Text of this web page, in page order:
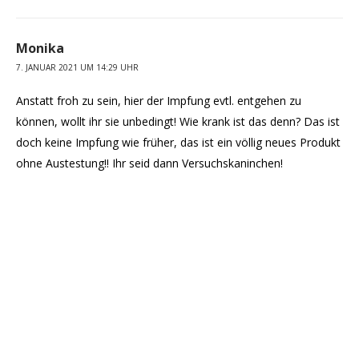
Monika
7. JANUAR 2021 UM 14:29 UHR
Anstatt froh zu sein, hier der Impfung evtl. entgehen zu
können, wollt ihr sie unbedingt! Wie krank ist das denn? Das ist
doch keine Impfung wie früher, das ist ein völlig neues Produkt
ohne Austestung!! Ihr seid dann Versuchskaninchen!